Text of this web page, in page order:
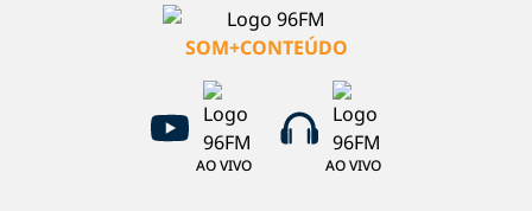
SOM+CONTEÚDO
AO VIVO AO VIVO